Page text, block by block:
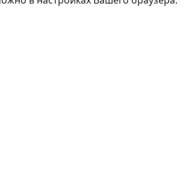
[250]